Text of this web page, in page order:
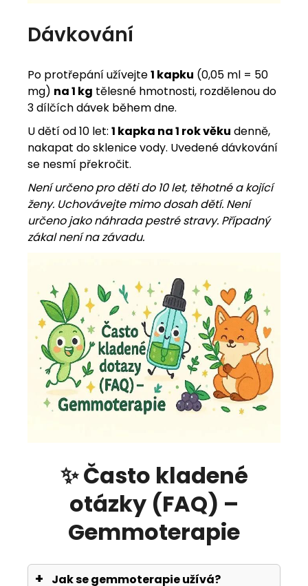
Dávkování
Po protřepání užívejte1 kapku (0,05 ml = 50
mg) na 1 kg tělesné hmotnosti, rozdělenou do
3 dílčích dávek během dne.
U dětí od 10 let: 1 kapka na 1 rok věku denně,
nakapat do sklenice vody. Uvedené dávkování
se nesmí překročit.
Není určeno pro děti do 10 let, těhotné a kojící
ženy. Uchovávejte mimo dosah dětí. Není
určeno jako náhrada pestré stravy. Případný
zákal není na závadu.
✨ Často kladené
otázky (FAQ) –
Gemmoterapie
Jak se gemmoterapie užívá?